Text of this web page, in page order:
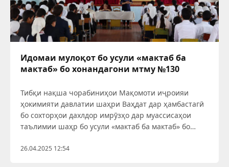
Идомаи мулоқот бо усули «мактаб ба
мактаб» бо хонандагони мтму №130
Тибқи нақша чорабиниҳои Мақомоти иҷроияи
ҳокимияти давлатии шаҳри Ваҳдат дар ҳамбастагӣ
бо сохторҳои дахлдор имрӯзҳо дар муассисаҳои
таълимии шаҳр бо усули «мактаб ба мактаб» бо
истодааст.
26.04.2025 12:54